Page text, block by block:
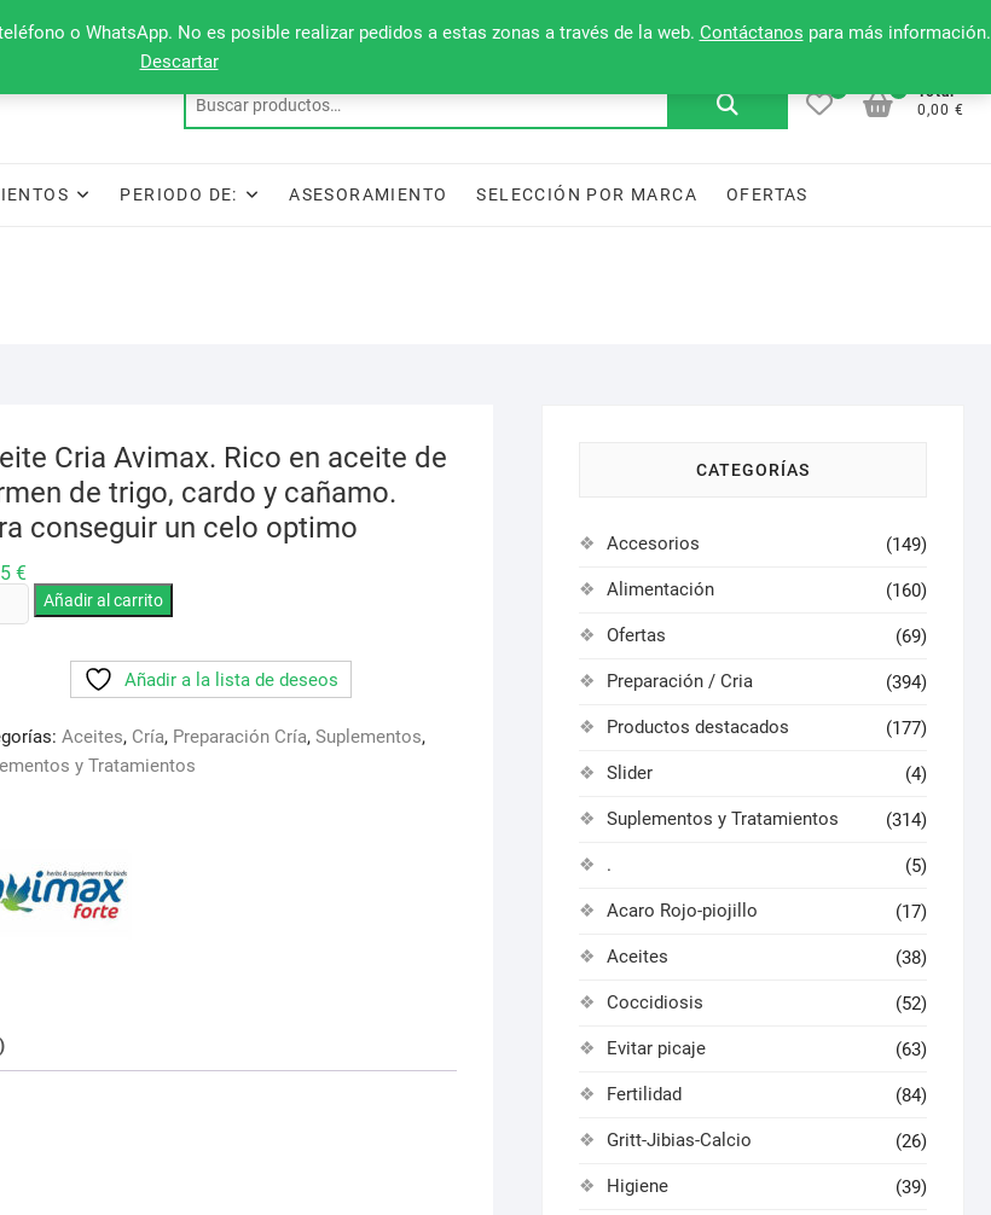
o WhatsApp. No es posible realizar pedidos a estas zonas a través de la web. Contáctanos para más información.
Descartar
Mi cuenta Lista de deseos
Buscar
Total
0,00 €
PERIODO DE: ASESORAMIENTO SELECCIÓN POR MARCA OFERTAS
Cria Avimax. Rico en aceite de
de trigo, cardo y cañamo.
conseguir un celo optimo
€
Añadir al carrito
Añadir a la lista de deseos
Aceites, Cría, Preparación Cría, Suplementos,
y Tratamientos
CATEGORÍAS
Accesorios (149)
Alimentación (160)
Ofertas (69)
Preparación / Cria (394)
Productos destacados (177)
Slider (4)
Suplementos y Tratamientos (314)
. (5)
Acaro Rojo-piojillo (17)
Aceites (38)
Coccidiosis (52)
Evitar picaje (63)
Fertilidad (84)
Gritt-Jibias-Calcio (26)
Higiene (39)